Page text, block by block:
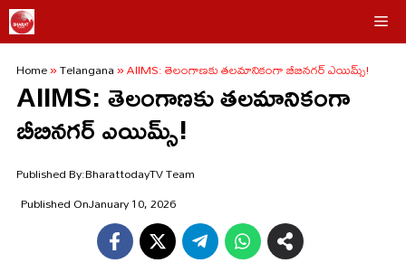
Skip
to
content
Home»Telangana»AIIMS: తెలంగాణకు తలమానికంగా బీబినగర్ ఎయిమ్స్!
AIIMS: తెలంగాణకు తలమానికంగా
బీబినగర్ ఎయిమ్స్!
Published By:BharattodayTV Team
Published OnJanuary 10, 2026